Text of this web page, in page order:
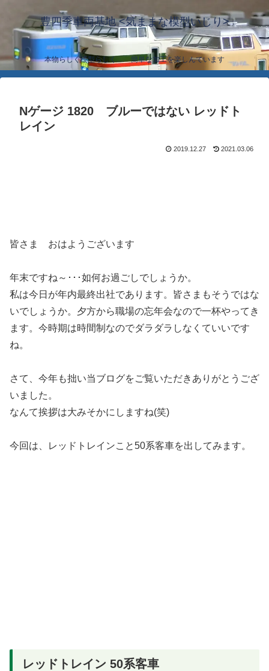
豊四季車両基地 <気ままな模型いじり>
本物らしく模型らしく… 簡単な加工を楽しんでいます
Nゲージ 1820 ブルーではない レッドト
レイン
2019.12.27 2021.03.06
皆さま おはようございます
年末ですね～･･･如何お過ごしでしょうか。
私は今日が年内最終出社であります。皆さまもそうではな
いでしょうか。夕方から職場の忘年会なので一杯やってき
ます。今時期は時間制なのでダラダラしなくていいです
ね。
さて、今年も拙い当ブログをご覧いただきありがとうござ
いました。
なんて挨拶は大みそかにしますね(笑)
今回は、レッドトレインこと50系客車を出してみます。
レッドトレイン 50系客車